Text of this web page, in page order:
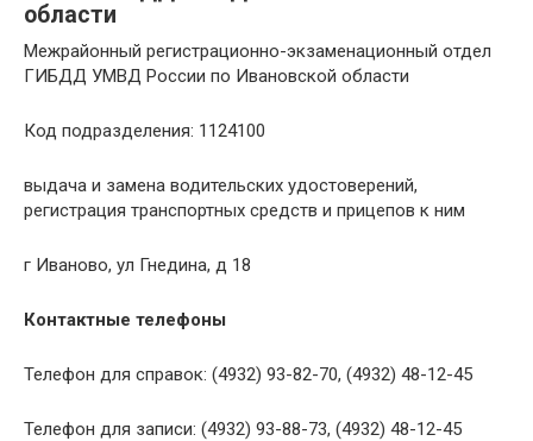
области
Межрайонный регистрационно-экзаменационный отдел
ГИБДД УМВД России по Ивановской области
Код подразделения: 1124100
выдача и замена водительских удостоверений,
регистрация транспортных средств и прицепов к ним
г Иваново, ул Гнедина, д 18
Контактные телефоны
Телефон для справок: (4932) 93-82-70, (4932) 48-12-45
Телефон для записи: (4932) 93-88-73, (4932) 48-12-45